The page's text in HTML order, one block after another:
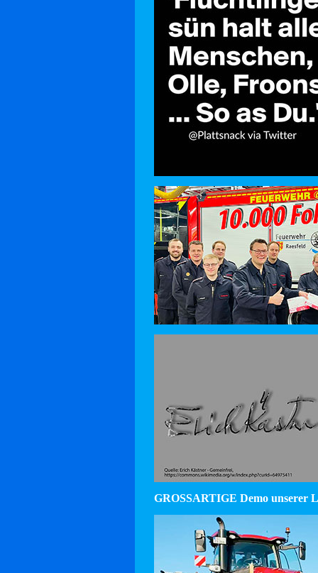
GROSSARTIGE Demo unserer